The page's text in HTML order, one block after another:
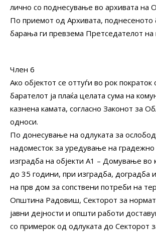
лично со поднесување во архивата на
По приемот од Архивата,
барања ги превзема Претседателот на
Член 6
Ако објектот се оттуѓи во рок
барателот ја плаќа целата сума на
казнена камата, согласно Законот за
односи.
По донесување на одлуката за
надоместок за уредување на
изградба на објекти А1 – Домување во
до 35 години, при изградба, доградба
на прв дом за сопствени потреби на
Општина Радовиш, Секторот за
јавни дејности и општи работи
со примерок од одлуката до Секторот